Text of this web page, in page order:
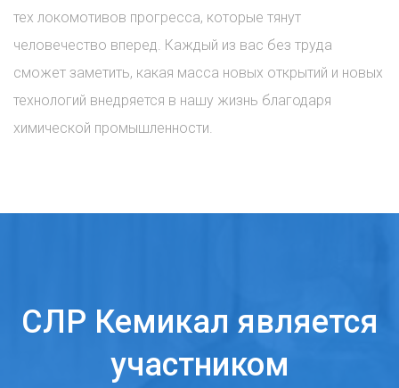
тех локомотивов прогресса, которые тянут
человечество вперед. Каждый из вас без труда
сможет заметить, какая масса новых открытий и новых
технологий внедряется в нашу жизнь благодаря
химической промышленности.
СЛР Кемикал является
участником